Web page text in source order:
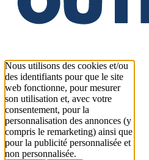
Nous utilisons des cookies et/ou
des identifiants pour que le site
web fonctionne, pour mesurer
son utilisation et, avec votre
consentement, pour la
personnalisation des annonces (y
compris le remarketing) ainsi que
pour la publicité personnalisée et
non personnalisée.